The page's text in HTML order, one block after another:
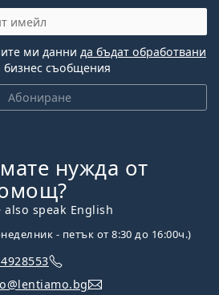
Абониране
ми данни да бъдат обработвани
съобщения
нужда от
also speak English
- петък от 8:30 до 16:00ч.)